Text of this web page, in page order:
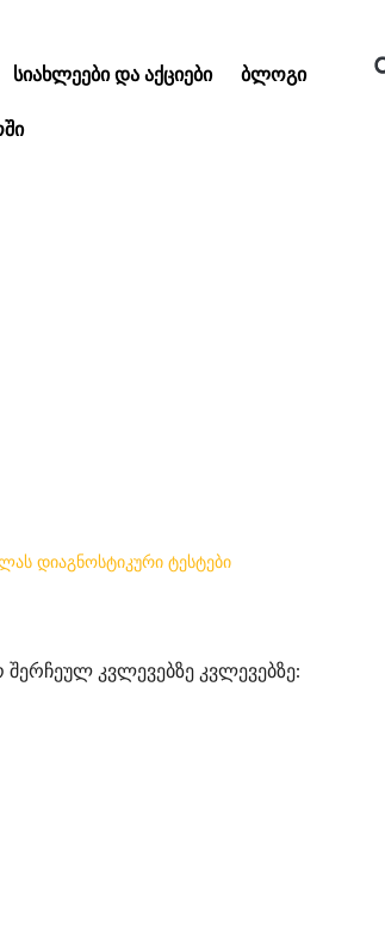
ᲡᲘᲐᲮᲚᲔᲔᲑᲘ ᲓᲐ ᲐᲥᲪᲘᲔᲑᲘ ᲑᲚᲝᲒᲘ
დიაგნოსტიკური ტესტები
კვლევებზე კვლევებზე: